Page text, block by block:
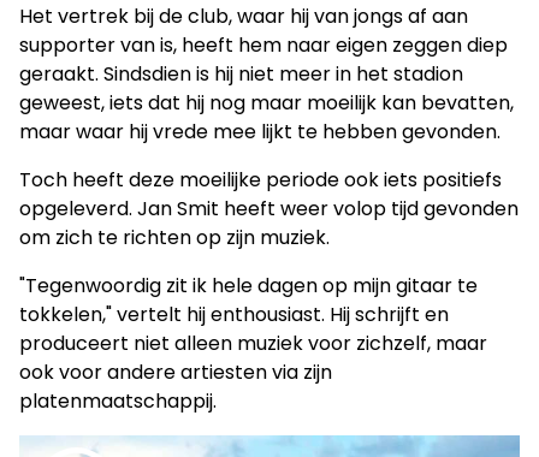
Het vertrek bij de club, waar hij van jongs af aan
supporter van is, heeft hem naar eigen zeggen diep
geraakt. Sindsdien is hij niet meer in het stadion
geweest, iets dat hij nog maar moeilijk kan bevatten,
maar waar hij vrede mee lijkt te hebben gevonden.
Toch heeft deze moeilijke periode ook iets positiefs
opgeleverd. Jan Smit heeft weer volop tijd gevonden
om zich te richten op zijn muziek.
"Tegenwoordig zit ik hele dagen op mijn gitaar te
tokkelen," vertelt hij enthousiast. Hij schrijft en
produceert niet alleen muziek voor zichzelf, maar
ook voor andere artiesten via zijn
platenmaatschappij.